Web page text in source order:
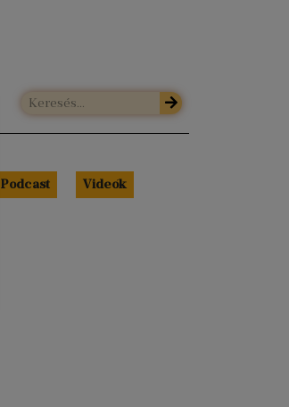
Podcast Videók